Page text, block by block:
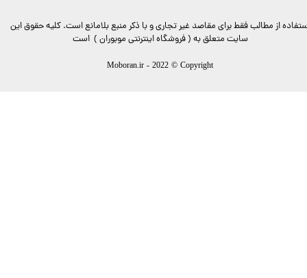
از مطالب فقط برای مقاصد غیر تجاری و با ذکر منبع بلامانع است. کليه حقوق اين
سايت متعلق به ( فروشگاه اینترنتی موبوران ) است
Moboran.ir - 2022 © Copyright